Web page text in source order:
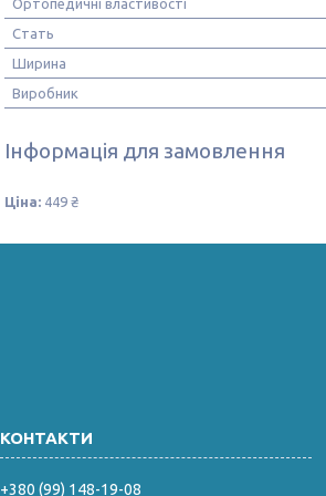
Стать
Ширина
Виробник
Інформація для замовлення
Ціна: 449 ₴
+380 (99) 148-19-08